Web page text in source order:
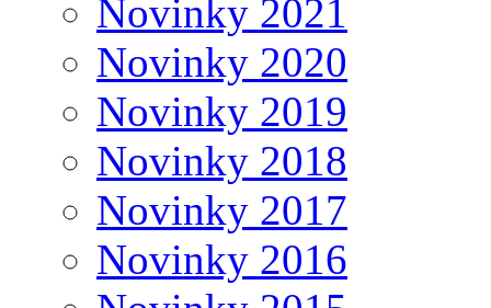
Novinky 2021
Novinky 2020
Novinky 2019
Novinky 2018
Novinky 2017
Novinky 2016